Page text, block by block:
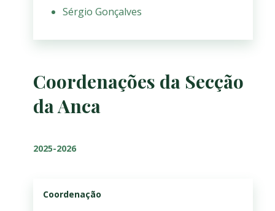
Sérgio Gonçalves
Coordenações da Secção
da Anca
2025-2026
Coordenação